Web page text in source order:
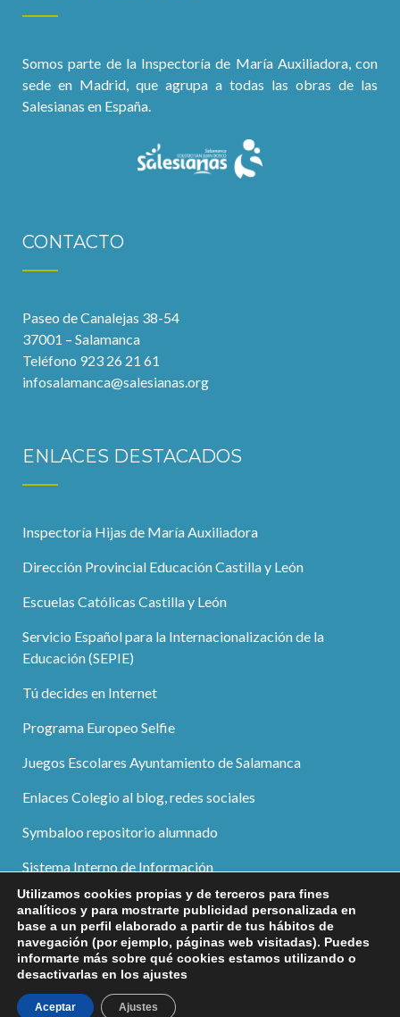
Somos parte de la Inspectoría de María Auxiliadora, con
sede en Madrid, que agrupa a todas las obras de las
Salesianas en España.
CONTACTO
Paseo de Canalejas 38-54
37001 – Salamanca
Teléfono 923 26 21 61
infosalamanca@salesianas.org
ENLACES DESTACADOS
Inspectoría Hijas de María Auxiliadora
Dirección Provincial Educación Castilla y León
Escuelas Católicas Castilla y León
Servicio Español para la Internacionalización de la
Educación (SEPIE)
Tú decides en Internet
Programa Europeo Selfie
Juegos Escolares Ayuntamiento de Salamanca
Enlaces Colegio al blog, redes sociales
Symbaloo repositorio alumnado
Sistema Interno de Información
Política de privacidad
© 2026 Colegio San Juan Bosco | Salesianas | Salamanca
Utilizamos cookies propias y de terceros para fines
analíticos y para mostrarte publicidad personalizada en
base a un perfil elaborado a partir de tus hábitos de
navegación (por ejemplo, páginas web visitadas). Puedes
informarte más sobre qué cookies estamos utilizando o
desactivarlas en los ajustes
Aceptar Ajustes